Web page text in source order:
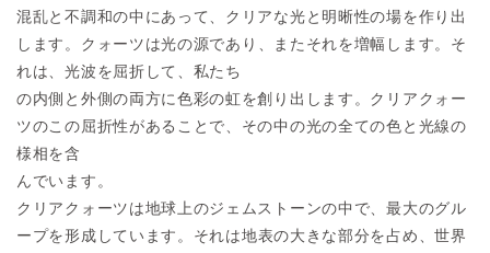
混乱と不調和の中にあって、クリアな光と明晰性の場を作り出
します。 クォーツは光の源であり、またそれを増幅します。そ
れは、光波を屈折して、私たち
の内側と外側の両方に色彩の虹を創り出します。 クリアクォー
ツのこの屈折性があることで、その中の光の全ての色と光線の
様相を含
んでいます。
クリアクォーツは地球上のジェムストーンの中で、最大のグル
ープを形成しています。それは地表の大きな部分を占め、世界